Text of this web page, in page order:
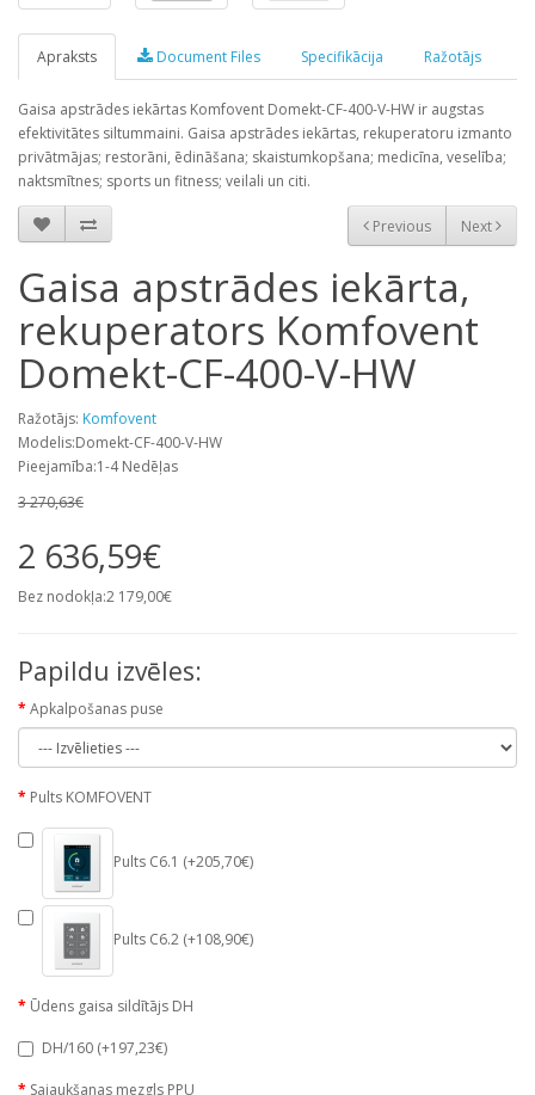
Apraksts Document Files Specifikācija Ražotājs
Gaisa apstrādes iekārtas Komfovent Domekt-CF-400-V-HW ir augstas
efektivitātes siltummaini. Gaisa apstrādes iekārtas, rekuperatoru izmanto
privātmājas; restorāni, ēdināšana; skaistumkopšana; medicīna, veselība;
naktsmītnes; sports un fitness; veilali un citi.
Previous Next
Gaisa apstrādes iekārta,
rekuperators Komfovent
Domekt-CF-400-V-HW
Ražotājs: Komfovent
Modelis:Domekt-CF-400-V-HW
Pieejamība:1-4 Nedēļas
3 270,63€
2 636,59€
Bez nodokļa:2 179,00€
Papildu izvēles:
Apkalpošanas puse
Pults KOMFOVENT
Pults C6.1 (+205,70€)
Pults C6.2 (+108,90€)
Ūdens gaisa sildītājs DH
DH/160 (+197,23€)
Sajaukšanas mezgls PPU